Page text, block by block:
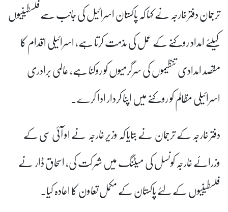
ترجمان دفتر خارجہ نے کہا کہ پاکستان اسرائیل کی جانب سےفلسطینیوں
کیلئے امداد روکنے کے عمل کی مذمت کرتا ہے، اسرائیلی اقدام کا
مقصد امدادی تنظیموں کی سرگرمیوں کو روکنا ہے، عالمی برادری
اسرائیلی مظالم کو روکنے میں اپنا کردار ادا کرے۔
دفتر خارجہ کے ترجمان نے بتایا کہ وزیر خارجہ نے او آئی سی کے
وزرائے خارجہ کونسل کی میٹنگ میں شرکت کی، اسحاق ڈار نے
فلسطینیوں کے لئے پاکستان کے مکمل تعاون کا اعادہ کیا۔